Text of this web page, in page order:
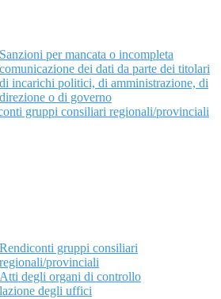
Sanzioni per mancata o incompleta
comunicazione dei dati da parte dei titolari
di incarichi politici, di amministrazione, di
direzione o di governo
gruppi consiliari regionali/provinciali
Rendiconti gruppi consiliari
regionali/provinciali
Atti degli organi di controllo
degli uffici